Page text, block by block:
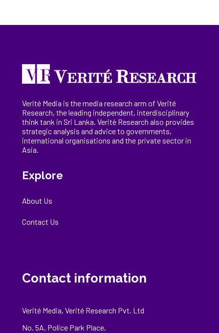
Verité Media is the media research arm of Verité
Research, theleading independent, interdisciplinary
think tank in Sri Lanka. Verité Research also provides
strategic analysis and advice to governments,
international organisations and the private sector in
Asia.
Explore
About Us
Contact Us
Contact information
Verité Media, Verité Research Pvt. Ltd
No. 5A, Police Park Place,